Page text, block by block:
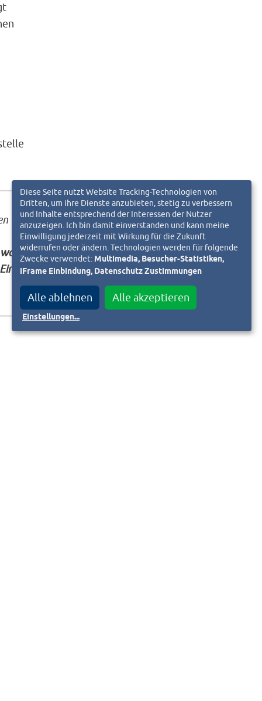
Diese Seite nutzt Website Tracking-Technologien von
Dritten, um ihre Dienste anzubieten, stetig zu verbessern
und Inhalte entsprechend der Interessen der Nutzer
anzuzeigen. Ich bin damit einverstanden und kann meine
Einwilligung jederzeit mit Wirkung für die Zukunft
widerrufen oder ändern. Technologien werden für folgende
Zwecke verwendet:Multimedia, Besucher-Statistiken,
iFrame Einbindung, Datenschutz Zustimmungen
Alle ablehnen Alle akzeptieren
Einstellungen...